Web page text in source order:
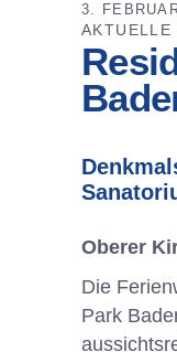
3.
AKTUELLE
Oberer
Die
Park